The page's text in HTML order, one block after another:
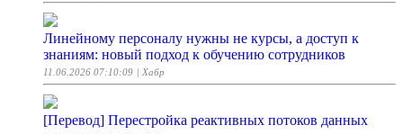
Линейному персоналу нужны не курсы, а доступ к
знаниям: новый подход к обучению сотрудников
11.06.2026 07:10:09 | Хабр
[Перевод] Перестройка реактивных потоков данных